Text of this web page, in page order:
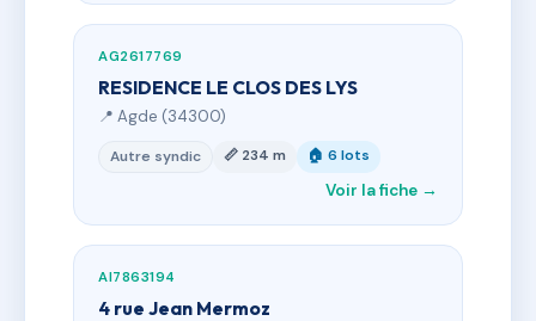
AG2617769
RESIDENCE LE CLOS DES LYS
📍 Agde (34300)
Autre syndic 📏 234 m 🏠 6 lots
Voir la fiche →
AI7863194
4 rue Jean Mermoz